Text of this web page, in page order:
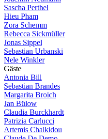
Sascha Perthel
Hieu Pham
Zora Schemm
Rebecca Sickmüller
Jonas Sippel
Sebastian Urbanski
Nele Winkler
Gäste
Antonia Bill
Sebastian Brandes
Margarita Broich
Jan Bülow
Claudia Burckhardt
Patrizia Carlucci
Artemis Chalkidou